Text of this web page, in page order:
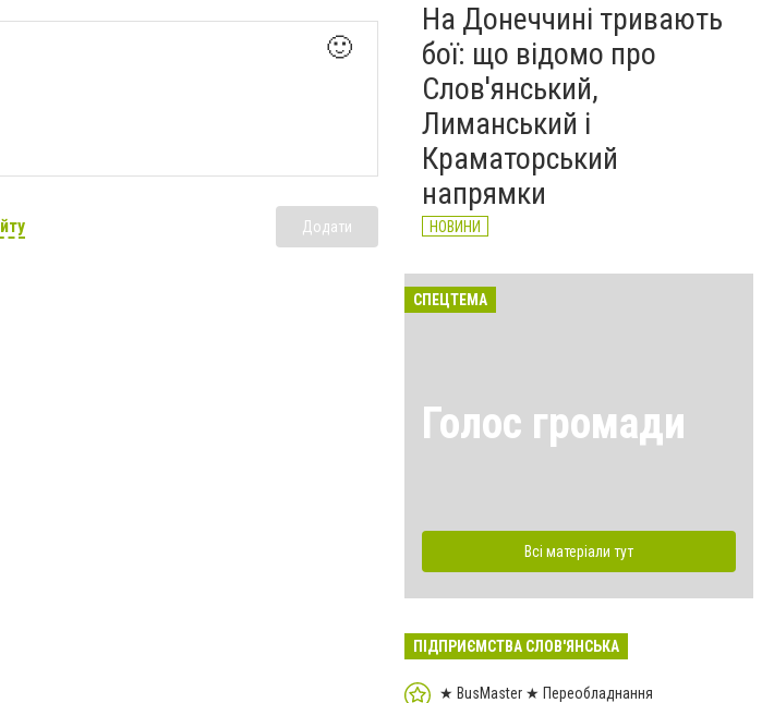
🙂
Додати
На Донеччині тривають
бої: що відомо про
Слов'янський,
Лиманський і
Краматорський
напрямки
НОВИНИ
СПЕЦТЕМА
Голос громади
Всі матеріали тут
ПІДПРИЄМСТВА СЛОВ'ЯНСЬКА
★ BusMaster ★ Переобладнання